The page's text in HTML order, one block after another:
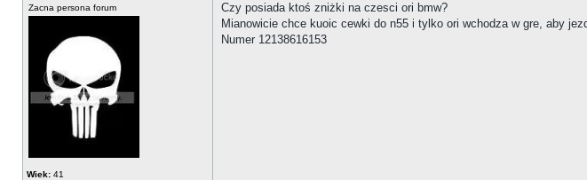
Zacna persona forum
Wiek: 41
Czy posiada ktoś zniżki na czesci ori bmw?
Mianowicie chce kuoic cewki do n55 i tylko ori wchodza w gre, aby
Numer 12138616153